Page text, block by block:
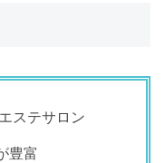
ステサロン
豊富